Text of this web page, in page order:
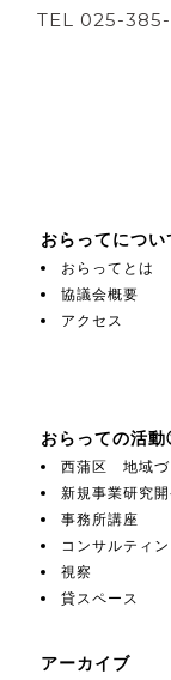
TEL 025-
おらってについ
おらってとは
協議会概要
アクセス
おらっての活
西蒲区 地域づ
新規事業研究
事務所講座
コンサルティ
視察
貸スペース
アーカイブ